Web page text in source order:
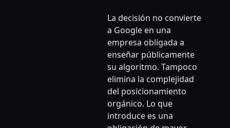
La decisión no convierte
a Google en una
empresa obligada a
enseñar públicamente
su algoritmo. Tampoco
elimina la complejidad
del posicionamiento
orgánico. Lo que
introduce es una